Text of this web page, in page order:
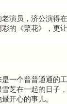
演员，济公演得
的《繁花》，更
一个普普通通的
芝在一起的日子
开心的事儿。